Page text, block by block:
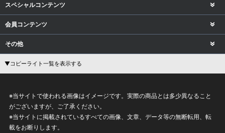
スペシャルコンテンツ
会員コンテンツ
その他
▼コピーライト一覧を表示する
※当サイトで使われる画像はイメージです。実際の商品とは多少異なること
がございますが、ご了承ください。
※当サイトに掲載されているすべての画像、文章、データ等の無断転用、転
載をお断りします。